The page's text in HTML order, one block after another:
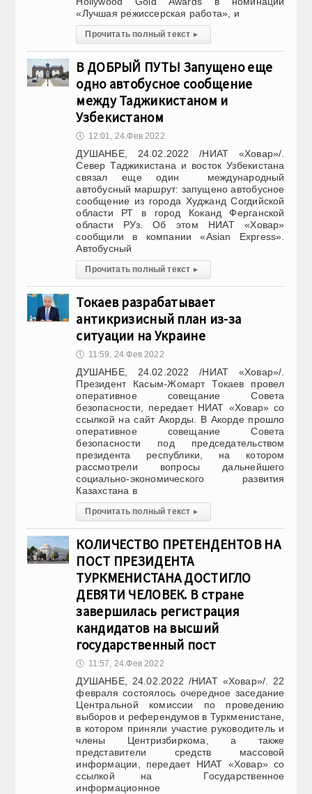
«Лучшая режиссерская работа», и
Прочитать полный текст ▸
В ДОБРЫЙ ПУТЬ! Запущено еще
одно автобусное сообщение
между Таджикистаном и
Узбекистаном
🕔 12:01, 24.Фев 2022
ДУШАНБЕ, 24.02.2022 /НИАТ «Ховар»/.
Север Таджикистана и восток Узбекистана
связал еще один международный
автобусный маршрут: запущено автобусное
сообщение из города Худжанд Согдийской
области РТ в город Коканд Ферганской
области РУз. Об этом НИАТ «Ховар»
сообщили в компании «Asian Express».
Автобусный
Прочитать полный текст ▸
Токаев разрабатывает
антикризисный план из-за
ситуации на Украине
🕔 11:59, 24.Фев 2022
ДУШАНБЕ, 24.02.2022 /НИАТ «Ховар»/.
Президент Касым-Жомарт Токаев провел
оперативное совещание Совета
безопасности, передает НИАТ «Ховар» со
ссылкой на сайт Акорды. В Акорде прошло
оперативное совещание Совета
безопасности под председательством
президента республики, на котором
рассмотрели вопросы дальнейшего
социально-экономического развития
Казахстана в
Прочитать полный текст ▸
КОЛИЧЕСТВО ПРЕТЕНДЕНТОВ НА
ПОСТ ПРЕЗИДЕНТА
ТУРКМЕНИСТАНА ДОСТИГЛО
ДЕВЯТИ ЧЕЛОВЕК. В стране
завершилась регистрация
кандидатов на высший
государственный пост
🕔 11:57, 24.Фев 2022
ДУШАНБЕ, 24.02.2022 /НИАТ «Ховар»/. 22
февраля состоялось очередное заседание
Центральной комиссии по проведению
выборов и референдумов в Туркменистане,
в котором приняли участие руководитель и
члены Центризбиркома, а также
представители средств массовой
информации, передает НИАТ «Ховар» со
ссылкой на Государственное
информационное